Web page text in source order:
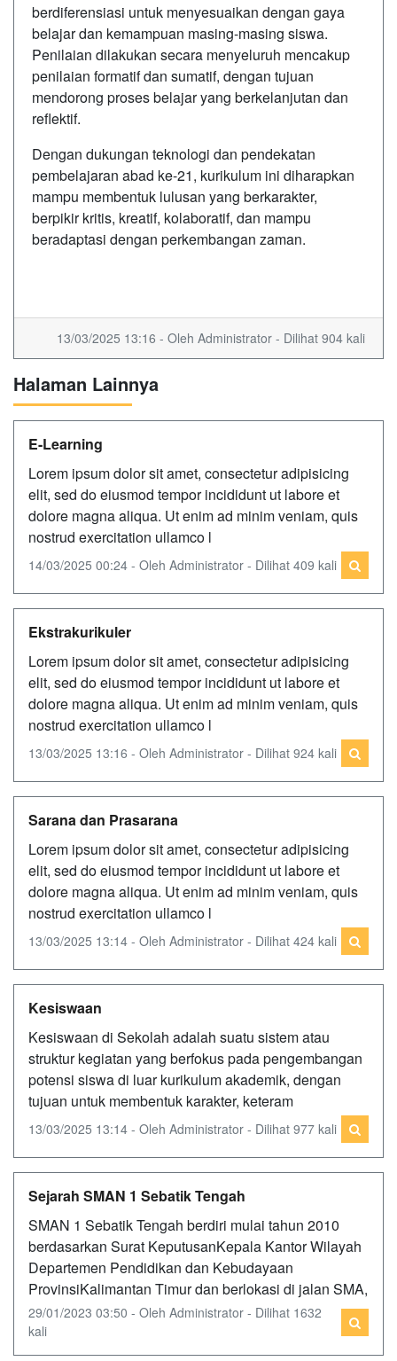
berdiferensiasi untuk menyesuaikan dengan gaya
belajar dan kemampuan masing-masing siswa.
Penilaian dilakukan secara menyeluruh mencakup
penilaian formatif dan sumatif, dengan tujuan
mendorong proses belajar yang berkelanjutan dan
reflektif.
Dengan dukungan teknologi dan pendekatan
pembelajaran abad ke-21, kurikulum ini diharapkan
mampu membentuk lulusan yang berkarakter,
berpikir kritis, kreatif, kolaboratif, dan mampu
beradaptasi dengan perkembangan zaman.
13/03/2025 13:16 - Oleh Administrator - Dilihat 904 kali
Halaman Lainnya
E-Learning
Lorem ipsum dolor sit amet, consectetur adipisicing
elit, sed do eiusmod tempor incididunt ut labore et
dolore magna aliqua. Ut enim ad minim veniam, quis
nostrud exercitation ullamco l
14/03/2025 00:24 - Oleh Administrator - Dilihat 409 kali
Ekstrakurikuler
Lorem ipsum dolor sit amet, consectetur adipisicing
elit, sed do eiusmod tempor incididunt ut labore et
dolore magna aliqua. Ut enim ad minim veniam, quis
nostrud exercitation ullamco l
13/03/2025 13:16 - Oleh Administrator - Dilihat 924 kali
Sarana dan Prasarana
Lorem ipsum dolor sit amet, consectetur adipisicing
elit, sed do eiusmod tempor incididunt ut labore et
dolore magna aliqua. Ut enim ad minim veniam, quis
nostrud exercitation ullamco l
13/03/2025 13:14 - Oleh Administrator - Dilihat 424 kali
Kesiswaan
Kesiswaan di Sekolah adalah suatu sistem atau
struktur kegiatan yang berfokus pada pengembangan
potensi siswa di luar kurikulum akademik, dengan
tujuan untuk membentuk karakter, keteram
13/03/2025 13:14 - Oleh Administrator - Dilihat 977 kali
Sejarah SMAN 1 Sebatik Tengah
SMAN 1 Sebatik Tengah berdiri mulai tahun 2010
berdasarkan Surat KeputusanKepala Kantor Wilayah
Departemen Pendidikan dan Kebudayaan
ProvinsiKalimantan Timur dan berlokasi di jalan SMA,
29/01/2023 03:50 - Oleh Administrator - Dilihat 1632
kali